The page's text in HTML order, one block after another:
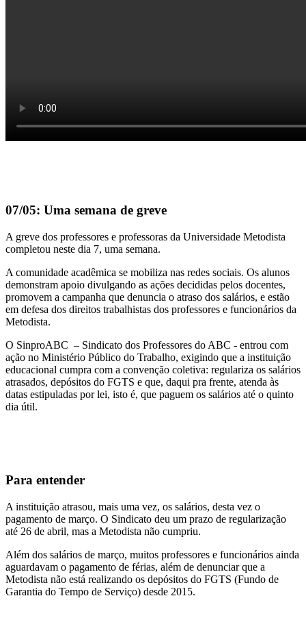
07/05: Uma semana de greve
A greve dos professores e professoras da Universidade Metodista
completou neste dia 7, uma semana.
A comunidade acadêmica se mobiliza nas redes sociais. Os alunos
demonstram apoio divulgando as ações decididas pelos docentes,
promovem a campanha que denuncia o atraso dos salários, e estão
em defesa dos direitos trabalhistas dos professores e funcionários da
Metodista.
O SinproABC – Sindicato dos Professores do ABC - entrou com
ação no Ministério Público do Trabalho, exigindo que a instituição
educacional cumpra com a convenção coletiva: regulariza os salários
atrasados, depósitos do FGTS e que, daqui pra frente, atenda às
datas estipuladas por lei, isto é, que paguem os salários até o quinto
dia útil.
Para entender
A instituição atrasou, mais uma vez, os salários, desta vez o
pagamento de março. O Sindicato deu um prazo de regularização
até 26 de abril, mas a Metodista não cumpriu.
Além dos salários de março, muitos professores e funcionários ainda
aguardavam o pagamento de férias, além de denunciar que a
Metodista não está realizando os depósitos do FGTS (Fundo de
Garantia do Tempo de Serviço) desde 2015.